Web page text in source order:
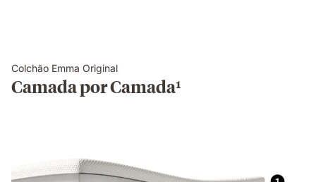
Colchão Emma Original
Camada por Camada¹